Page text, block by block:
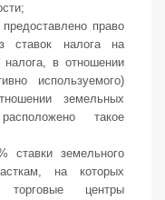
право
ставок налога на
в отношении
используемого)
земельных
такое
ставки земельного
на которых
центры